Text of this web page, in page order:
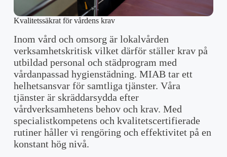
Kvalitetssäkrat för vårdens krav
Inom vård och omsorg är lokalvården
verksamhetskritisk vilket därför ställer krav på
utbildad personal och städprogram med
vårdanpassad hygienstädning. MIAB tar ett
helhetsansvar för samtliga tjänster. Våra
tjänster är skräddarsydda efter
vårdverksamhetens behov och krav. Med
specialistkompetens och kvalitetscertifierade
rutiner håller vi rengöring och effektivitet på en
konstant hög nivå.